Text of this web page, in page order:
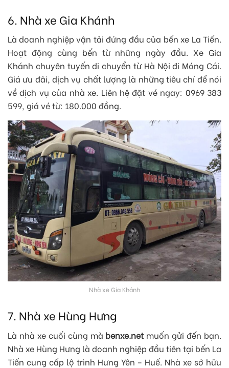
6. Nhà xe Gia Khánh
Là doanh nghiệp vận tải đứng đầu của bến xe La Tiến.
Hoạt động cùng bến từ những ngày đầu. Xe Gia
Khánh chuyên tuyến di chuyển từ Hà Nội đi Móng Cái.
Giá ưu đãi, dịch vụ chất lượng là những tiêu chí để nói
về dịch vụ của nhà xe. Liên hệ đặt vé ngay: 0969 383
599, giá vé từ: 180.000 đồng.
Nhà xe Gia Khánh
7. Nhà xe Hùng Hưng
Là nhà xe cuối cùng mà benxe.net muốn gửi đến bạn.
Nhà xe Hùng Hưng là doanh nghiệp đầu tiên tại bến La
Tiến cung cấp lộ trình Hưng Yên – Huế. Nhà xe sở hữu